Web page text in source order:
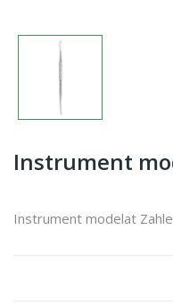
Instrument
Instrument modelat